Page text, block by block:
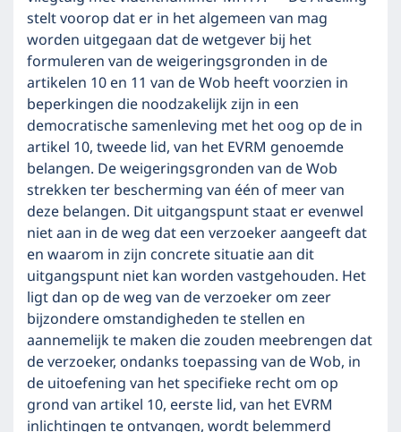
stelt voorop dat er in het algemeen van mag
worden uitgegaan dat de wetgever bij het
formuleren van de weigeringsgronden in de
artikelen 10 en 11 van de Wob heeft voorzien in
beperkingen die noodzakelijk zijn in een
democratische samenleving met het oog op de in
artikel 10, tweede lid, van het EVRM genoemde
belangen. De weigeringsgronden van de Wob
strekken ter bescherming van één of meer van
deze belangen. Dit uitgangspunt staat er evenwel
niet aan in de weg dat een verzoeker aangeeft dat
en waarom in zijn concrete situatie aan dit
uitgangspunt niet kan worden vastgehouden. Het
ligt dan op de weg van de verzoeker om zeer
bijzondere omstandigheden te stellen en
aannemelijk te maken die zouden meebrengen dat
de verzoeker, ondanks toepassing van de Wob, in
de uitoefening van het specifieke recht om op
grond van artikel 10, eerste lid, van het EVRM
inlichtingen te ontvangen, wordt belemmerd